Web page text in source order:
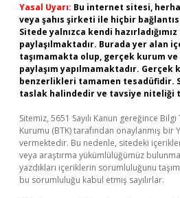
Yasal Uyarı: Bu internet sitesi,
veya şahıs şirketi ile hiçbir
Sitede yalnızca kendi
paylaşılmaktadır. Burada yer alan
taşımamakta olup, gerçek kurum
paylaşım yapılmamaktadır.
benzerlikleri tamamen tesadüfidir.
taslak halindedir ve tavsiye niteliği
Sitemiz, 5651 Sayılı Kanun gereğince
Kurumu (BTK) tarafından onaylanmış bir
vermektedir. Bu nedenle, sitedeki
veya araştırma yükümlülüğümüz
yazdıkları içeriklerin sorumluluğunu
bu sorumluluğu kabul etmiş sayılırlar.